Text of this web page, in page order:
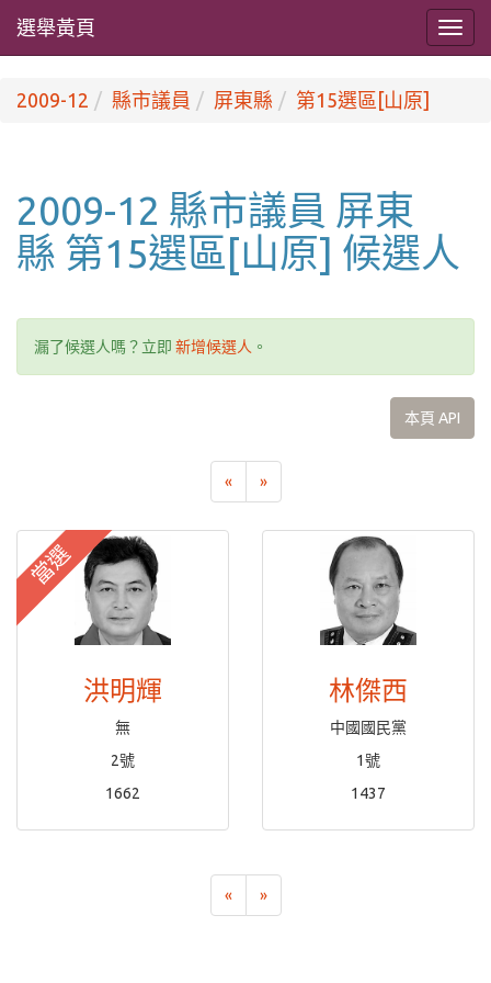
選舉黃頁
2009-12 縣市議員 屏東縣 第15選區[山原]
2009-12 縣市議員 屏東
縣 第15選區[山原] 候選人
漏了候選人嗎？立即 新增候選人 。
本頁 API
« »
當選
洪明輝
無
2號
1662
林傑西
中國國民黨
1號
1437
« »